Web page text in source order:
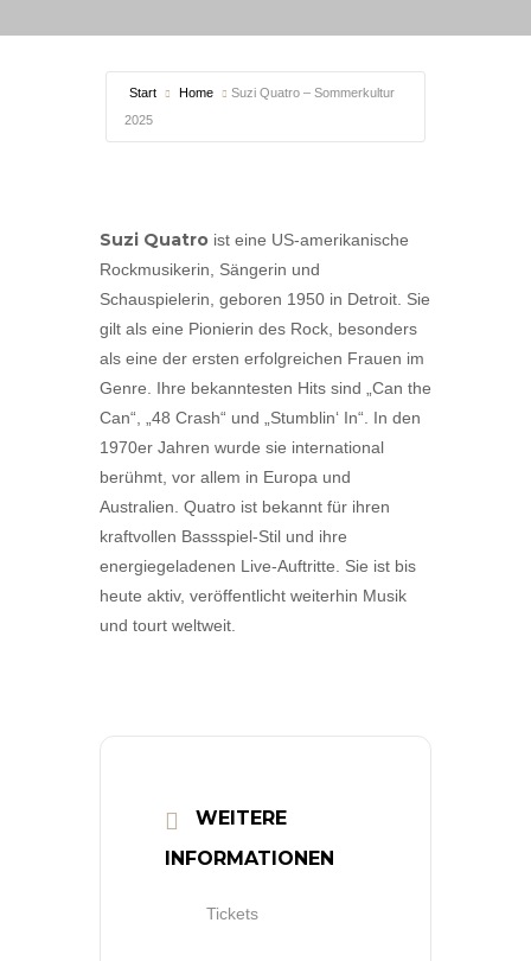
Start Home
Suzi Quatro – Sommerkultur
2025
Suzi Quatro ist eine US-amerikanische
Rockmusikerin, Sängerin und
Schauspielerin, geboren 1950 in Detroit. Sie
gilt als eine Pionierin des Rock, besonders
als eine der ersten erfolgreichen Frauen im
Genre. Ihre bekanntesten Hits sind „Can the
Can“, „48 Crash“ und „Stumblin‘ In“. In den
1970er Jahren wurde sie international
berühmt, vor allem in Europa und
Australien. Quatro ist bekannt für ihren
kraftvollen Bassspiel-Stil und ihre
energiegeladenen Live-Auftritte. Sie ist bis
heute aktiv, veröffentlicht weiterhin Musik
und tourt weltweit.
WEITERE
INFORMATIONEN
Tickets